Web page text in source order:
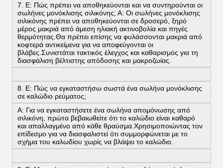
7. Ε: Πώς πρέπει να αποθηκεύονται και να συντηρούνται οι
σωλήνες μονόκλισης σιλικόνης; Α: Οι σωλήνες μονόκλισης
σιλικόνης πρέπει να αποθηκεύονται σε δροσερό, ξηρό
μέρος μακριά από άμεση ηλιακή ακτινοβολία και πηγές
θερμότητας.Θα πρέπει επίσης να φυλάσσονται μακριά από
κοφτερά αντικείμενα για να αποφεύγονται οι
βλάβες.Συνιστάται τακτικός έλεγχος και καθαρισμός για τη
διασφάλιση βέλτιστης απόδοσης και μακροζωίας.
8. Ε: Πώς να εγκαταστήσω σωστά ένα σωλήνα μονόκλισης
σε καλώδιο ρεύματος;
Α: Για να εγκαταστήσετε ένα σωλήνα απομόνωσης από
σιλικόνη, πρώτα βεβαιωθείτε ότι το καλώδιο είναι καθαρό
και απαλλαγμένο από κάθε θραύσμα.Χρησιμοποιώντας τον
επίδεσμο για να διασφαλιστεί ότι συμμορφώνεται με το
σχήμα του καλωδίου χωρίς να βλάψει το καλώδιο.